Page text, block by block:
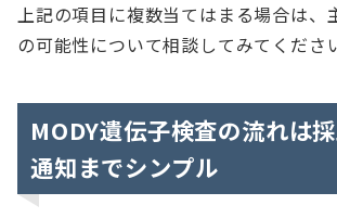
上記の項目に複数当てはまる場合は、
の可能性について相談してみてくださ
MODY遺伝子検査の流れは
通知までシンプル